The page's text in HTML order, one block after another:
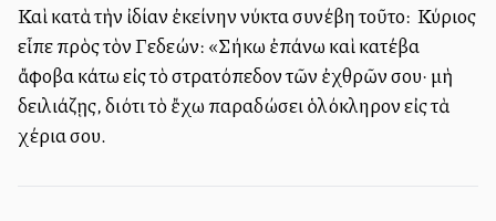
Καὶ κατὰ τὴν ἰδίαν ἐκείνην νύκτα συνέβη τοῦτο: Ὁ Κύριος
εἶπε πρὸς τὸν Γεδεών: «Σήκω ἐπάνω καὶ κατέβα
ἄφοβα κάτω εἰς τὸ στρατόπεδον τῶν ἐχθρῶν σου· μὴ
δειλιάζῃς, διότι τὸ ἔχω παραδώσει ὁλόκληρον εἰς τὰ
χέρια σου.